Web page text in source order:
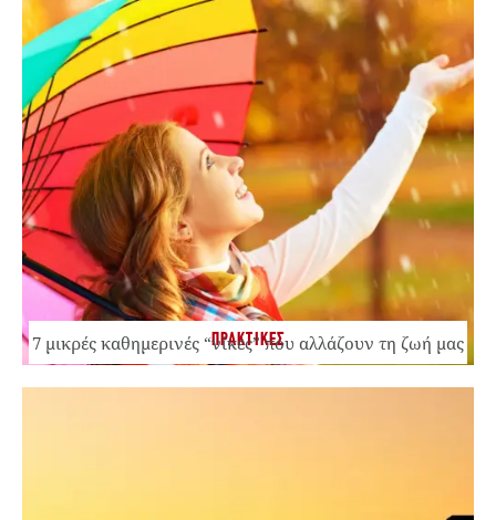
ΠΡΑΚΤΙΚΕΣ
7 μικρές καθημερινές “νίκες” που αλλάζουν τη ζωή μας